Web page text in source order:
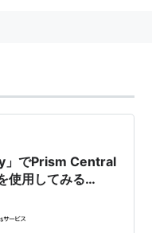
でPrism Central
使用してみる